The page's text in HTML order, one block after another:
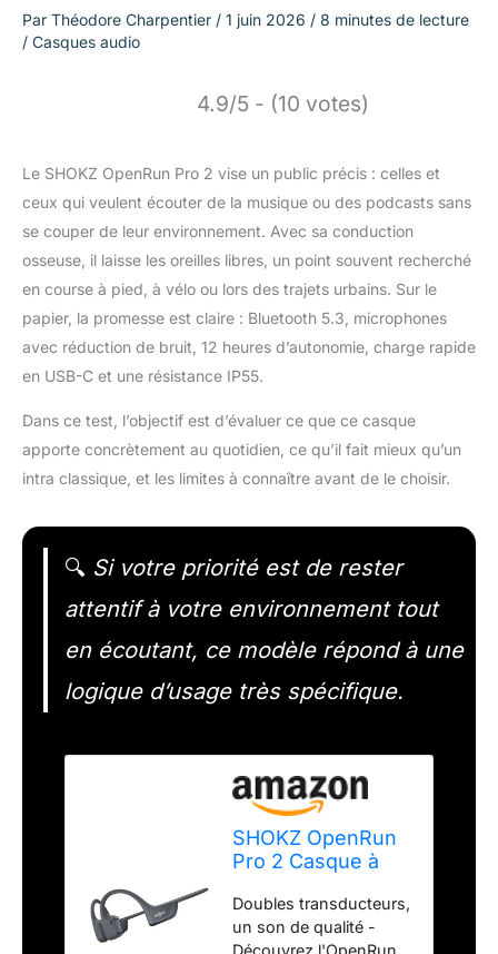
Par Théodore Charpentier / 1 juin 2026 / 8 minutes de lecture
/ Casques audio
4.9/5 - (10 votes)
Le SHOKZ OpenRun Pro 2 vise un public précis : celles et
ceux qui veulent écouter de la musique ou des podcasts sans
se couper de leur environnement. Avec sa conduction
osseuse, il laisse les oreilles libres, un point souvent recherché
en course à pied, à vélo ou lors des trajets urbains. Sur le
papier, la promesse est claire : Bluetooth 5.3, microphones
avec réduction de bruit, 12 heures d’autonomie, charge rapide
en USB-C et une résistance IP55.
Dans ce test, l’objectif est d’évaluer ce que ce casque
apporte concrètement au quotidien, ce qu’il fait mieux qu’un
intra classique, et les limites à connaître avant de le choisir.
🔍 Si votre priorité est de rester
attentif à votre environnement tout
en écoutant, ce modèle répond à une
logique d’usage très spécifique.
SHOKZ OpenRun
Pro 2 Casque à
osseuse, Charge
Rapide USB-C -
Doubles transducteurs,
un son de qualité -